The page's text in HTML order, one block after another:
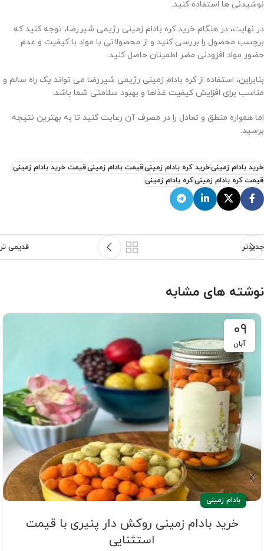
نوشیدنی ها استفاده کنید.
در نهایت، در هنگام خرید کره بادام زمینی رژیمی شیررضا، توجه کنید که
برچسب محصول را بررسی کنید و از محصولاتی با مواد با کیفیت و عدم
حضور مواد افزودنی مضر اطمینان حاصل کنید.
بنابراین، استفاده از کره بادام زمینی رژیمی شیررضا می تواند یک راه سالم و
مناسب برای افزایش کیفیت غذاها و بهبود سلامتی شما باشد.
اما همواره منطق و تعادل را در مصرف آن رعایت کنید تا به بهترین نتیجه
برسید.
خرید بادام زمینیخرید کره بادام زمینیقیمت بادام زمینیقیمت خرید بادام زمینی
قیمت کره بادام زمینیکره بادام زمینی
جدیدتر قدیمی تر
نوشته های مشابه
۰۹
آبان
بادام زمینی
خرید بادام زمینی روکش دار پنیری با قیمت
استثنایی